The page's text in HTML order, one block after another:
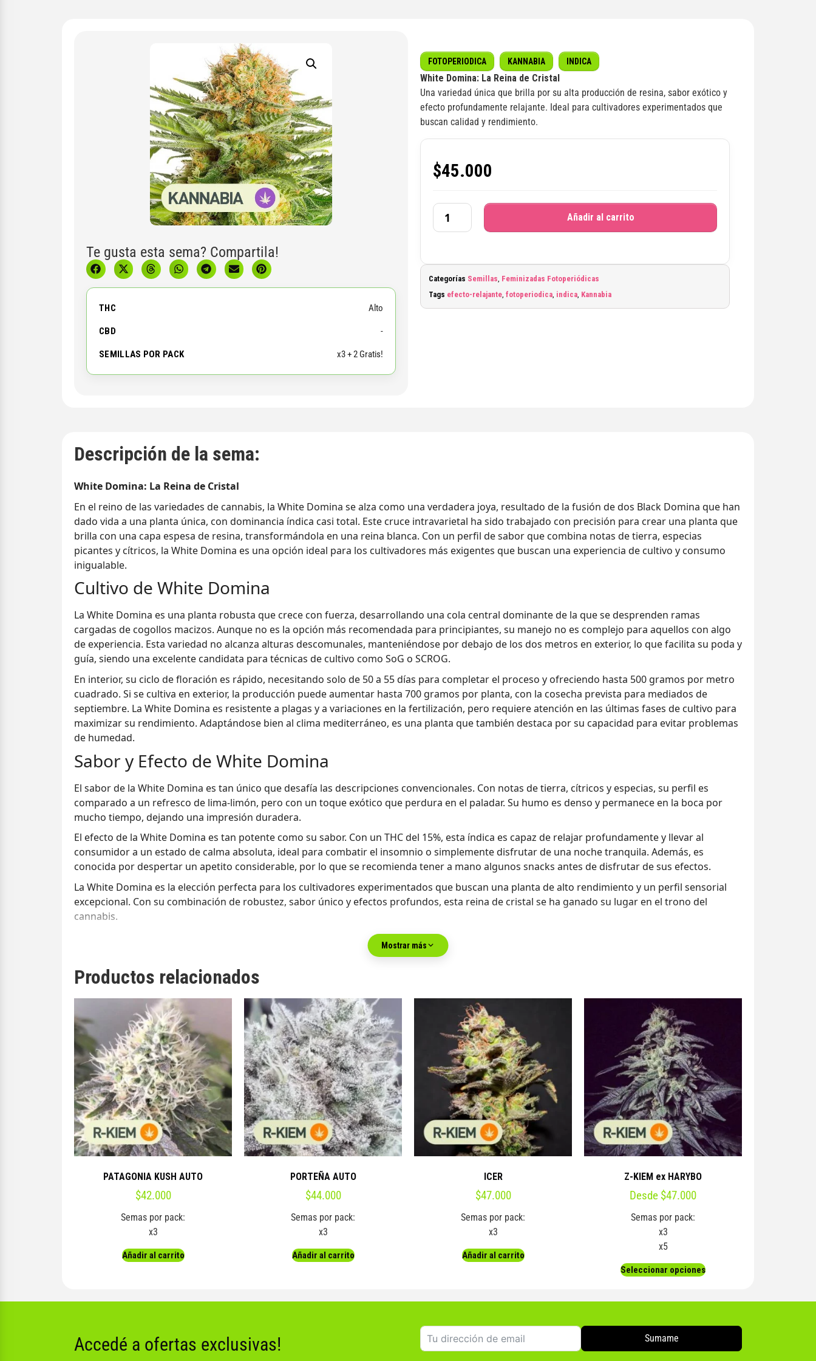
Te gusta esta sema? Compartila!
THC Alto
CBD -
SEMILLAS POR PACK x3 + 2 Gratis!
FOTOPERIODICA KANNABIA INDICA
White Domina: La Reina de Cristal
Una variedad única que brilla por su alta producción de resina, sabor exótico y
efecto profundamente relajante. Ideal para cultivadores experimentados que
buscan calidad y rendimiento.
$45.000
Añadir al carrito
Categorías Semillas Feminizadas Fotoperiódicas
Tags efecto-relajante fotoperiodica indica Kannabia
Descripción de la sema:
White Domina: La Reina de Cristal
En el reino de las variedades de cannabis, la White Domina se alza como una verdadera joya, resultado de la fusión de dos Black Domina que han
dado vida a una planta única, con dominancia índica casi total. Este cruce intravarietal ha sido trabajado con precisión para crear una planta que
brilla con una capa espesa de resina, transformándola en una reina blanca. Con un perfil de sabor que combina notas de tierra, especias
picantes y cítricos, la White Domina es una opción ideal para los cultivadores más exigentes que buscan una experiencia de cultivo y consumo
inigualable.
Cultivo de White Domina
La White Domina es una planta robusta que crece con fuerza, desarrollando una cola central dominante de la que se desprenden ramas
cargadas de cogollos macizos. Aunque no es la opción más recomendada para principiantes, su manejo no es complejo para aquellos con algo
de experiencia. Esta variedad no alcanza alturas descomunales, manteniéndose por debajo de los dos metros en exterior, lo que facilita su poda y
guía, siendo una excelente candidata para técnicas de cultivo como SoG o SCROG.
En interior, su ciclo de floración es rápido, necesitando solo de 50 a 55 días para completar el proceso y ofreciendo hasta 500 gramos por metro
cuadrado. Si se cultiva en exterior, la producción puede aumentar hasta 700 gramos por planta, con la cosecha prevista para mediados de
septiembre. La White Domina es resistente a plagas y a variaciones en la fertilización, pero requiere atención en las últimas fases de cultivo para
maximizar su rendimiento. Adaptándose bien al clima mediterráneo, es una planta que también destaca por su capacidad para evitar problemas
de humedad.
Sabor y Efecto de White Domina
El sabor de la White Domina es tan único que desafía las descripciones convencionales. Con notas de tierra, cítricos y especias, su perfil es
comparado a un refresco de lima-limón, pero con un toque exótico que perdura en el paladar. Su humo es denso y permanece en la boca por
mucho tiempo, dejando una impresión duradera.
El efecto de la White Domina es tan potente como su sabor. Con un THC del 15%, esta índica es capaz de relajar profundamente y llevar al
consumidor a un estado de calma absoluta, ideal para combatir el insomnio o simplemente disfrutar de una noche tranquila. Además, es
conocida por despertar un apetito considerable, por lo que se recomienda tener a mano algunos snacks antes de disfrutar de sus efectos.
La White Domina es la elección perfecta para los cultivadores experimentados que buscan una planta de alto rendimiento y un perfil sensorial
excepcional. Con su combinación de robustez, sabor único y efectos profundos, esta reina de cristal se ha ganado su lugar en el trono del
cannabis.
Mostrar más
Productos relacionados
PATAGONIA KUSH AUTO
$42.000
Semas por pack:
x3
Añadir al carrito
PORTEÑA AUTO
$44.000
Semas por pack:
x3
Añadir al carrito
ICER
$47.000
Semas por pack:
x3
Añadir al carrito
Z-KIEM ex HARYBO
Desde $47.000
Semas por pack:
x3
x5
Seleccionar opciones
Accedé a ofertas exclusivas! Sumame